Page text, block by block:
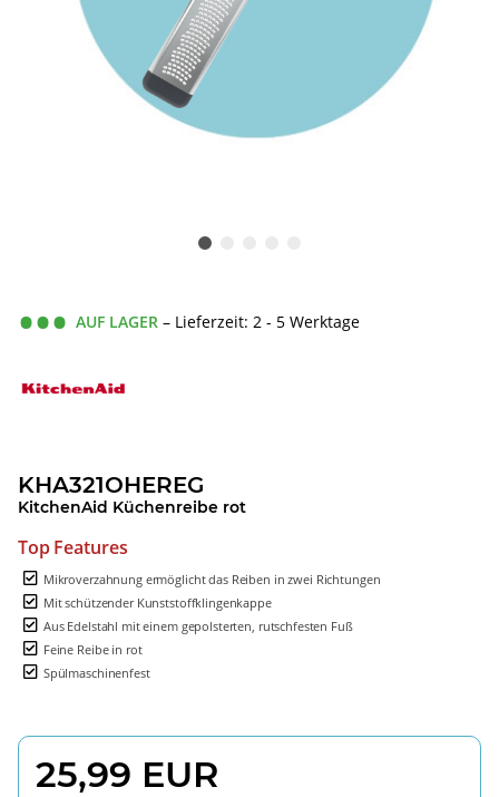
AUF LAGER – Lieferzeit: 2 - 5 Werktage
KHA321OHEREG
KitchenAid Küchenreibe rot
Top Features
Mikroverzahnung ermöglicht das Reiben in zwei Richtungen
Mit schützender Kunststoffklingenkappe
Aus Edelstahl mit einem gepolsterten, rutschfesten Fuß
Feine Reibe in rot
Spülmaschinenfest
25,99 EUR